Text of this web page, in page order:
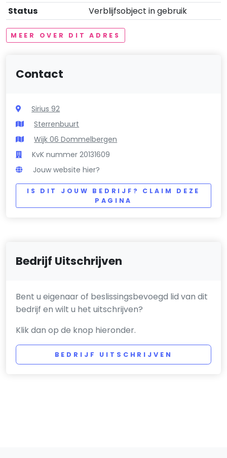
Status
Verblijfsobject in gebruik
MEER OVER DIT ADRES
Contact
Sirius 92
Sterrenbuurt
Wijk 06 Dommelbergen
KvK nummer 20131609
Jouw website hier?
IS DIT JOUW BEDRIJF? CLAIM DEZE
PAGINA
Bedrijf Uitschrijven
Bent u eigenaar of beslissingsbevoegd lid van dit
bedrijf en wilt u het uitschrijven?
Klik dan op de knop hieronder.
BEDRIJF UITSCHRIJVEN